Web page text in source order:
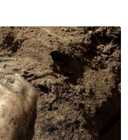
hidupan marin